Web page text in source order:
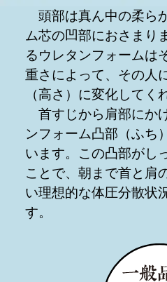
頭部は真ん中の柔ら
ム芯の凹部におさまり
るウレタンフォームは
重さによって、その人
（高さ）に変化してく
首すじから肩部にか
ンフォーム凸部（ふち
います。この凸部がし
ことで、朝まで首と肩
い理想的な体圧分散状
す。